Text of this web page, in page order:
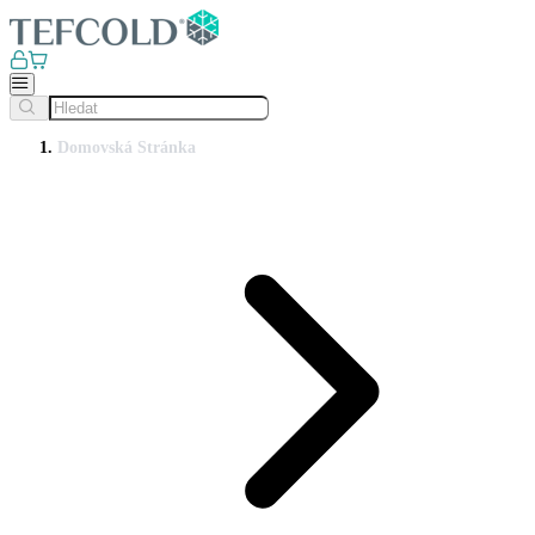
Domovská Stránka